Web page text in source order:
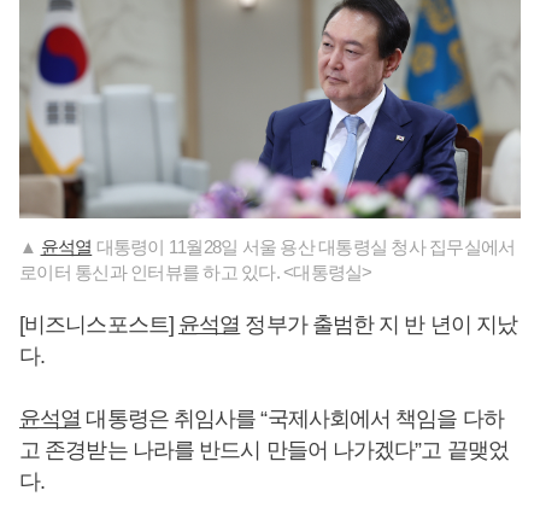
▲ 윤석열 대통령이 11월28일 서울 용산 대통령실 청사 집무실에서
로이터 통신과 인터뷰를 하고 있다. <대통령실>
[비즈니스포스트] 윤석열 정부가 출범한 지 반 년이 지났
다.
윤석열 대통령은 취임사를 “국제사회에서 책임을 다하
고 존경받는 나라를 반드시 만들어 나가겠다”고 끝맺었
다.